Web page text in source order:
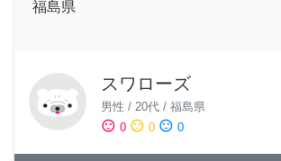
福島県
スワローズ
男性 / 20代 / 福島県
sentiment_satisfied 0 sentiment_neutral 0 sentiment_dissatisfied 0